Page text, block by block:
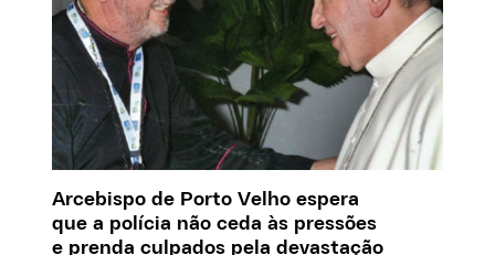
Arcebispo de Porto Velho espera
que a polícia não ceda às pressões
e prenda culpados pela devastação